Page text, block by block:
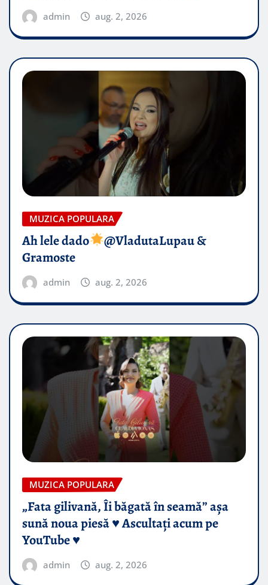
admin aug. 2, 2026
MUZICA POPULARA
Ah lele dado​
@VladutaLupau &
Gramoste
admin aug. 2, 2026
MUZICA POPULARA
„Fata gilivană, Îi băgată în seamă” așa
sună noua piesă ♥️ Ascultați acum pe
YouTube ♥️
admin aug. 2, 2026